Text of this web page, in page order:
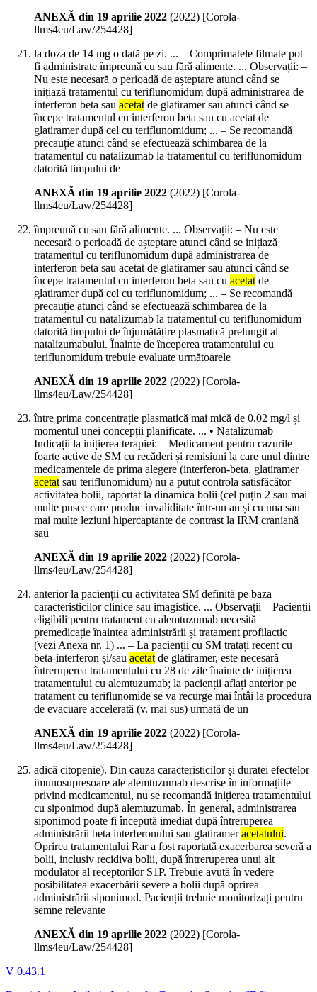
ANEXĂ din 19 aprilie 2022 (2022) [Corola-
llms4eu/Law/254428]
la doza de 14 mg o dată pe zi. ... – Comprimatele filmate pot
fi administrate împreună cu sau fără alimente. ... Observații: –
Nu este necesară o perioadă de așteptare atunci când se
inițiază tratamentul cu teriflunomidum după administrarea de
interferon beta sau acetatde glatiramer sau atunci când se
începe tratamentul cu interferon beta sau cu acetat de
glatiramer după cel cu teriflunomidum; ... – Se recomandă
precauție atunci când se efectuează schimbarea de la
tratamentul cu natalizumab la tratamentul cu teriflunomidum
datorită timpului de
ANEXĂ din 19 aprilie 2022 (2022) [Corola-
llms4eu/Law/254428]
împreună cu sau fără alimente. ... Observații: – Nu este
necesară o perioadă de așteptare atunci când se inițiază
tratamentul cu teriflunomidum după administrarea de
interferon beta sau acetat de glatiramer sau atunci când se
începe tratamentul cu interferon beta sau cu acetatde
glatiramer după cel cu teriflunomidum; ... – Se recomandă
precauție atunci când se efectuează schimbarea de la
tratamentul cu natalizumab la tratamentul cu teriflunomidum
datorită timpului de înjumătățire plasmatică prelungit al
natalizumabului. Înainte de începerea tratamentului cu
teriflunomidum trebuie evaluate următoarele
ANEXĂ din 19 aprilie 2022 (2022) [Corola-
llms4eu/Law/254428]
între prima concentrație plasmatică mai mică de 0,02 mg/l și
momentul unei concepții planificate. ... • Natalizumab
Indicații la inițierea terapiei: – Medicament pentru cazurile
foarte active de SM cu recăderi și remisiuni la care unul dintre
medicamentele de prima alegere (interferon-beta, glatiramer
acetatsau teriflunomidum) nu a putut controla satisfăcător
activitatea bolii, raportat la dinamica bolii (cel puțin 2 sau mai
multe pusee care produc invaliditate într-un an și cu una sau
mai multe leziuni hipercaptante de contrast la IRM craniană
sau
ANEXĂ din 19 aprilie 2022 (2022) [Corola-
llms4eu/Law/254428]
anterior la pacienții cu activitatea SM definită pe baza
caracteristicilor clinice sau imagistice. ... Observații – Pacienții
eligibili pentru tratament cu alemtuzumab necesită
premedicație înaintea administrării și tratament profilactic
(vezi Anexa nr. 1) ... – La pacienții cu SM tratați recent cu
beta-interferon și/sau acetatde glatiramer, este necesară
întreruperea tratamentului cu 28 de zile înainte de inițierea
tratamentului cu alemtuzumab; la pacienții aflați anterior pe
tratament cu teriflunomide se va recurge mai întâi la procedura
de evacuare accelerată (v. mai sus) urmată de un
ANEXĂ din 19 aprilie 2022 (2022) [Corola-
llms4eu/Law/254428]
adică citopenie). Din cauza caracteristicilor și duratei efectelor
imunosupresoare ale alemtuzumab descrise în informațiile
privind medicamentul, nu se recomandă inițierea tratamentului
cu siponimod după alemtuzumab. În general, administrarea
siponimod poate fi începută imediat după întreruperea
administrării beta interferonului sau glatirameracetatului.
Oprirea tratamentului Rar a fost raportată exacerbarea severă a
bolii, inclusiv recidiva bolii, după întreruperea unui alt
modulator al receptorilor S1P. Trebuie avută în vedere
posibilitatea exacerbării severe a bolii după oprirea
administrării siponimod. Pacienții trebuie monitorizați pentru
semne relevante
ANEXĂ din 19 aprilie 2022 (2022) [Corola-
llms4eu/Law/254428]
V 0.43.1